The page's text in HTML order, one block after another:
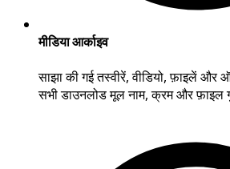
मीडिया आर्काइव
साझा की गई तस्वीरें, वीडियो, फ़ाइलें और
सभी डाउनलोड मूल नाम, क्रम और फ़ाइल